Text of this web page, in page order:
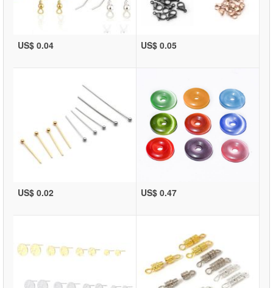
US$ 0.04 US$ 0.05
US$ 0.02 US$ 0.47